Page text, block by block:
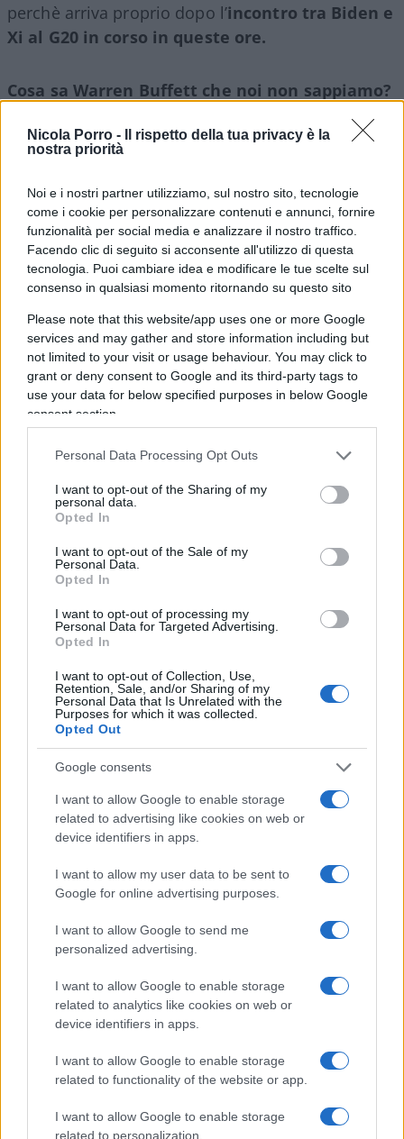
Nicola Porro -
Il rispetto della tua privacy è la
nostra priorità
Noi e i nostri partner utilizziamo, sul nostro sito, tecnologie
come i cookie per personalizzare contenuti e annunci, fornire
funzionalità per social media e analizzare il nostro traffico.
Facendo clic di seguito si acconsente all'utilizzo di questa
tecnologia. Puoi cambiare idea e modificare le tue scelte sul
consenso in qualsiasi momento ritornando su questo sito
Please note that this website/app uses one or more Google
services and may gather and store information including but
not limited to your visit or usage behaviour. You may click to
grant or deny consent to Google and its third-party tags to
use your data for below specified purposes in below Google
consent section.
Personal Data Processing Opt Outs
I want to opt-out of the Sharing of my
personal data.
Opted In
I want to opt-out of the Sale of my
Personal Data.
Opted In
I want to opt-out of processing my
Personal Data for Targeted Advertising.
Opted In
I want to opt-out of Collection, Use,
Retention, Sale, and/or Sharing of my
Personal Data that Is Unrelated with the
Purposes for which it was collected.
Opted Out
Google consents
I want to allow Google to enable storage
related to advertising like cookies on web or
device identifiers in apps.
I want to allow my user data to be sent to
Google for online advertising purposes.
I want to allow Google to send me
personalized advertising.
I want to allow Google to enable storage
related to analytics like cookies on web or
device identifiers in apps.
I want to allow Google to enable storage
related to functionality of the website or app.
I want to allow Google to enable storage
related to personalization.
perchè arriva proprio dopo l’incontro tra Biden e
Xi al G20 in corso in queste ore.
Cosa sa Warren Buffett che noi non sappiamo?
queste ore così calde dal punto di vista politico e
geopolitico, abbia deciso d’investire su Taiwan è
evidente che abbia avuto più di qualche garanzia
che a Taiwan non sta per scoppiare una guerra
con la Cina. Insomma, la notizia che ha fatto salire
a più del 10% il titolo dell’azienda più grande al
mondo in termini di semiconduttori va
interpretata anche in chiave fortemente politica.
Le prospettive internazionali sembrano
disteso e i 60 milioni di azioni acquistate da
Warren Buffett per circa 4,1 miliardi di dollari ne
sono la più chiara testimonianza.
Amazon, dal punto di vista personale si comporta
da filantropo dichiarando di voler donare in
beneficienza una parte importante del suo
patrimonio, ma da uomo di mercato si pre-occupa
di tenere sotto controllo i conti che con la
filantropia non hanno nulla a che vedere (il
licenziamento di oltre 10 mila persone).
E i mercati?In entrambi i casi stanno premiando
le scelte dei due magnate.
Taiwan Semiconductorma soprattutto;
guardano al futuro con occhi e approcci diversi:
ricorderemo questi giorni come quelli in cui i
mercati sono ripartiti davvero? Non lo so. Ma non
#WARREN BUFFETT